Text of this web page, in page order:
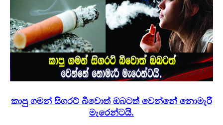
කාපු ගමන් සිගරට් බීවොත් ඔබටත් වෙන්නේ නොමැරී
මැරෙන්ටයි.